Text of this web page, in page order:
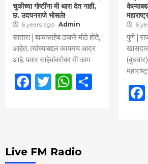
चुकीच्या गाेष्टींना मी थारा देत नाही,
छ. उदयनराजे भोसले!
6 years ago Admin
सातारा | बाळासाहेब ठाकरे माेठे हाेते,
आहेत. त्यांच्याबद्दल कायमच आदर
आहे. पवार साहेबांबराेबर मी काम
Facebook
TwitterWhatsApp
Share
6
पुणे |
Live FM Radio